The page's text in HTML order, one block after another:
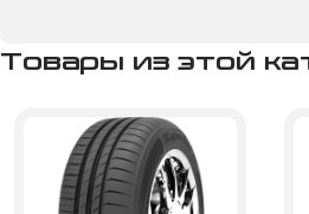
Товары из этой